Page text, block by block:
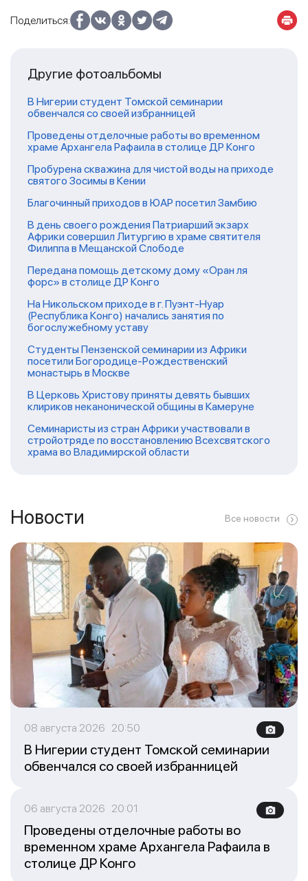
Поделиться:
Другие фотоальбомы
В Нигерии студент Томской семинарии
обвенчался со своей избранницей
Проведены отделочные работы во временном
храме Архангела Рафаила в столице ДР Конго
Пробурена скважина для чистой воды на приходе
святого Зосимы в Кении
Благочинный приходов в ЮАР посетил Замбию
В день своего рождения Патриарший экзарх
Африки совершил Литургию в храме святителя
Филиппа в Мещанской Слободе
Передана помощь детскому дому «Оран ля
форс» в столице ДР Конго
На Никольском приходе в г. Пуэнт-Нуар
(Республика Конго) начались занятия по
богослужебному уставу
Студенты Пензенской семинарии из Африки
посетили Богородице-Рождественский
монастырь в Москве
В Церковь Христову приняты девять бывших
клириков неканонической общины в Камеруне
Семинаристы из стран Африки участвовали в
стройотряде по восстановлению Всехсвятского
храма во Владимирской области
Новости Все новости
08 августа 2026 20:50
В Нигерии студент Томской семинарии
обвенчался со своей избранницей
06 августа 2026 20:01
Проведены отделочные работы во
временном храме Архангела Рафаила в
столице ДР Конго